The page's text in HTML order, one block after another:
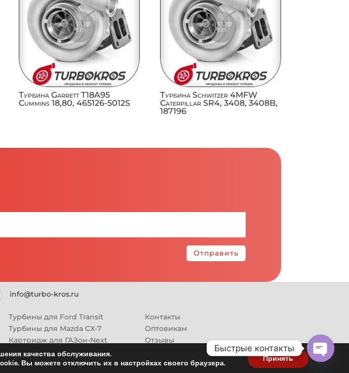
Турбина Garrett T18A95
Cummins 18,80, 465126-5012S
Турбина Schwitzer 4MFW
Caterpillar SR4, 3408, 3408B,
187196
Отправить
info@turbo-kros.ru
Турбины для Ford Transit
Турбины для Mazda CX-7
Картридж для ГАЗон-Next
Турбины HINO (Хино)
Купить новую турбину
Контакты
Оптовикам
Отзывы
качества обслуживания.
Вы можете отключить их в настройках своего браузера.
Принять
Быстрые контакты